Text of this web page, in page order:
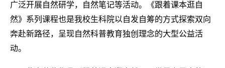
广泛开展自然研学，自然笔记等活动。《跟着课本逛自
然》系列课程也是我校生科院以自发自筹的方式探索双向
奔赴新路径，呈现自然科普教育独创理念的大型公益活
动。